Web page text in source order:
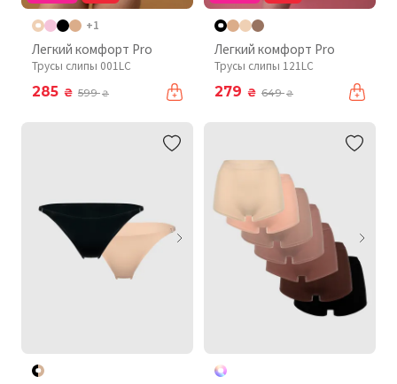
+1
Легкий комфорт Pro
Трусы слипы 001LC
285 ₴ 599₴
Легкий комфорт Pro
Трусы слипы 121LC
279 ₴ 649₴